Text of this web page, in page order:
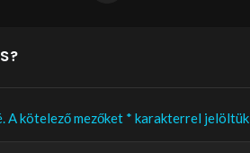
A kötelező mezőket * karakterrel jelöltük